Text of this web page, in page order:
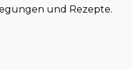
und Rezepte.